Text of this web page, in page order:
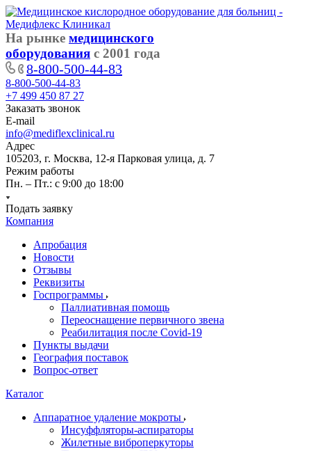
На рынке медицинского
оборудования с 2001 года
8-800-500-44-83
8-800-500-44-83
+7 499 450 87 27
Заказать звонок
E-mail
info@mediflexclinical.ru
Адрес
105203, г. Москва, 12-я Парковая улица, д. 7
Режим работы
Пн. – Пт.: с 9:00 до 18:00
Подать заявку
Компания
Апробация
Новости
Отзывы
Реквизиты
Госпрограммы
Паллиативная помощь
Переоснащение первичного звена
Реабилитация после Covid-19
Пункты выдачи
География поставок
Вопрос-ответ
Каталог
Аппаратное удаление мокроты
Инсуффляторы-аспираторы
Жилетные виброперкуторы